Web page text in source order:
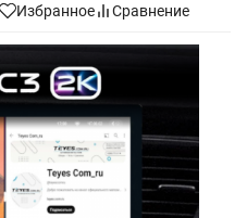
Избранное Сравнение